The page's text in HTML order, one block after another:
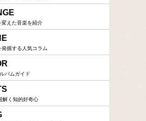
変えた音楽を紹介
掘する人気コラム
バムガイド
解く知的好奇心